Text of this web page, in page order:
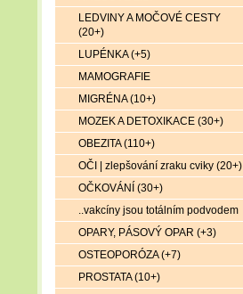
LEDVINY A MOČOVÉ CESTY
(20+)
LUPÉNKA (+5)
MAMOGRAFIE
MIGRÉNA (10+)
MOZEK A DETOXIKACE (30+)
OBEZITA (110+)
OČI | zlepšování zraku cviky (20+)
OČKOVÁNÍ (30+)
..vakcíny jsou totálním podvodem
OPARY, PÁSOVÝ OPAR (+3)
OSTEOPORÓZA (+7)
PROSTATA (10+)